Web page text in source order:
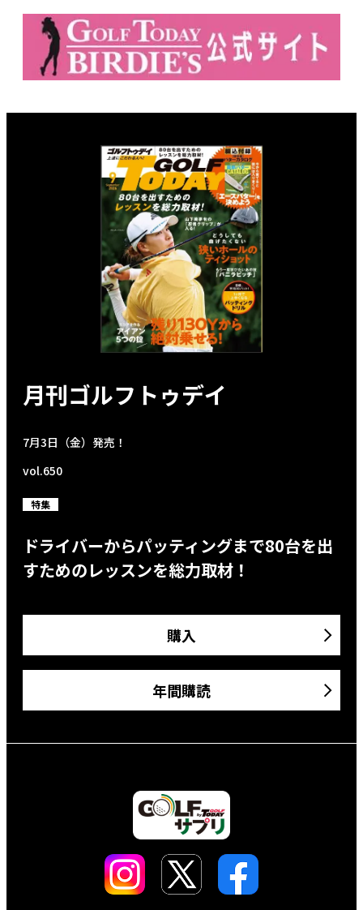
月刊ゴルフトゥデイ
7月3日（金）発売！
vol.650
特集
ドライバーからパッティングまで80台を出
すためのレッスンを総力取材！
購入
年間購読